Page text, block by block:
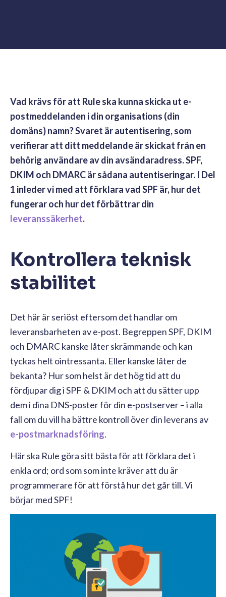
Vad krävs för att Rule ska kunna skicka ut e-
postmeddelanden i din organisations (din
domäns) namn? Svaret är autentisering, som
verifierar att ditt meddelande är skickat från en
behörig användare av din avsändaradress. SPF,
DKIM och DMARC är sådana autentiseringar. I Del
1 inleder vi med att förklara vad SPF är, hur det
fungerar och hur det förbättrar din
leveranssäkerhet.
Kontrollera teknisk
stabilitet
Det här är seriöst eftersom det handlar om
leveransbarheten av e-post. Begreppen SPF, DKIM
och DMARC kanske låter skrämmande och kan
tyckas helt ointressanta. Eller kanske låter de
bekanta? Hur som helst är det hög tid att du
fördjupar dig i SPF & DKIM och att du sätter upp
dem i dina DNS-poster för din e-postserver – i alla
fall om du vill ha bättre kontroll över din leverans av
e-postmarknadsföring.
Här ska Rule göra sitt bästa för att förklara det i
enkla ord; ord som som inte kräver att du är
programmerare för att förstå hur det går till. Vi
börjar med SPF!